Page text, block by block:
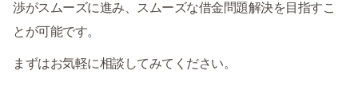
渉がスムーズに進み、スムーズな借金問題解決を目指すこ
とが可能です。
まずはお気軽に相談してみてください。